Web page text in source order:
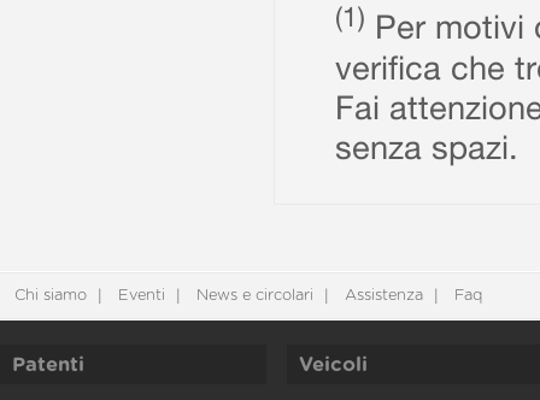
(1) Per motivi
verifica che
Fai
senza spazi.
Chi siamo Eventi News e circolari Assistenza Faq
Patenti Veicoli